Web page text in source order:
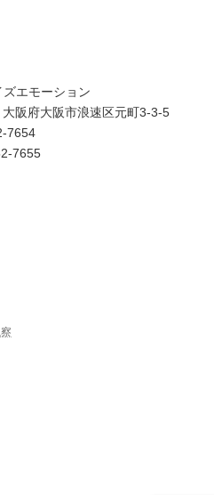
エモーション
阪府大阪市浪速区元町3-3-5
7654
7655